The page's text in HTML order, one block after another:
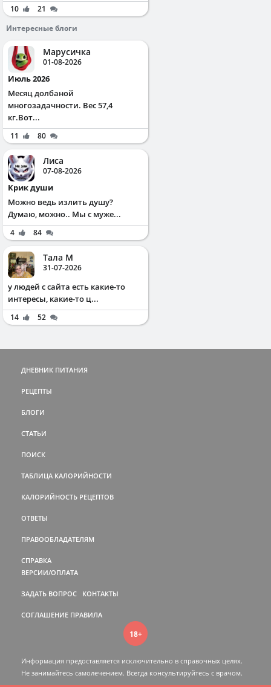
10
21
Интересные блоги
Марусичка
01-08-2026
Июль 2026
Месяц долбаной
многозадачности. Вес 57,4
кг.Вот...
11 80
Лиса
07-08-2026
Крик души
Можно ведь излить душу?
Думаю, можно.. Мы с муже...
4 84
Тала М
31-07-2026
у людей с сайта есть какие-то
интересы, какие-то ц...
14 52
ДНЕВНИК ПИТАНИЯ
РЕЦЕПТЫ
БЛОГИ
СТАТЬИ
ПОИСК
ТАБЛИЦА КАЛОРИЙНОСТИ
КАЛОРИЙНОСТЬ РЕЦЕПТОВ
ОТВЕТЫ
ПРАВООБЛАДАТЕЛЯМ
СПРАВКА
ВЕРСИИ/ОПЛАТА
ЗАДАТЬ ВОПРОС КОНТАКТЫ
СОГЛАШЕНИЕ ПРАВИЛА
18+
Информация предоставляется исключительно в справочных целях.
Не занимайтесь самолечением. Всегда консультируйтесь c врачом.